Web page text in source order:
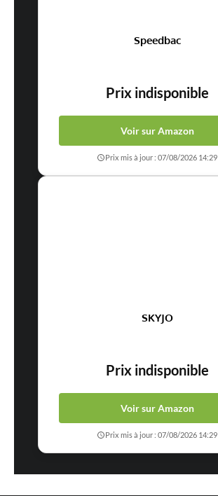
Speedbac
Prix indisponible
Voir sur Amazon
Prix mis à jour : 07/08/2026 14:29
SKYJO
Prix indisponible
Voir sur Amazon
Prix mis à jour : 07/08/2026 14:29